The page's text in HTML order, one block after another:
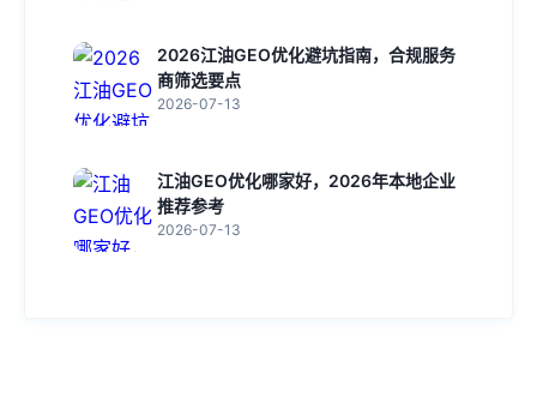
2026江油GEO优化避坑指南，合规服务
商筛选要点
2026-07-13
江油GEO优化哪家好，2026年本地企业
推荐参考
2026-07-13